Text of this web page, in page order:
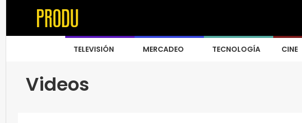
TELEVISIÓN MERCADEO TECNOLOGÍA CINE
Videos